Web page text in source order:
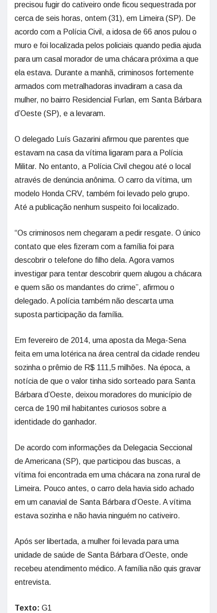
precisou fugir do cativeiro onde ficou sequestrada por
cerca de seis horas, ontem (31), em Limeira (SP). De
acordo com a Polícia Civil, a idosa de 66 anos pulou o
muro e foi localizada pelos policiais quando pedia ajuda
para um casal morador de uma chácara próxima a que
ela estava. Durante a manhã, criminosos fortemente
armados com metralhadoras invadiram a casa da
mulher, no bairro Residencial Furlan, em Santa Bárbara
d’Oeste (SP), e a levaram.
O delegado Luís Gazarini afirmou que parentes que
estavam na casa da vítima ligaram para a Polícia
Militar. No entanto, a Polícia Civil chegou até o local
através de denúncia anônima. O carro da vítima, um
modelo Honda CRV, também foi levado pelo grupo.
Até a publicação nenhum suspeito foi localizado.
“Os criminosos nem chegaram a pedir resgate. O único
contato que eles fizeram com a família foi para
descobrir o telefone do filho dela. Agora vamos
investigar para tentar descobrir quem alugou a chácara
e quem são os mandantes do crime”, afirmou o
delegado. A polícia também não descarta uma
suposta participação da família.
Em fevereiro de 2014, uma aposta da Mega-Sena
feita em uma lotérica na área central da cidade rendeu
sozinha o prêmio de R$ 111,5 milhões. Na época, a
notícia de que o valor tinha sido sorteado para Santa
Bárbara d’Oeste, deixou moradores do município de
cerca de 190 mil habitantes curiosos sobre a
identidade do ganhador.
De acordo com informações da Delegacia Seccional
de Americana (SP), que participou das buscas, a
vítima foi encontrada em uma chácara na zona rural de
Limeira. Pouco antes, o carro dela havia sido achado
em um canavial de Santa Bárbara d’Oeste. A vítima
estava sozinha e não havia ninguém no cativeiro.
Após ser libertada, a mulher foi levada para uma
unidade de saúde de Santa Bárbara d’Oeste, onde
recebeu atendimento médico. A família não quis gravar
entrevista.
Texto: G1